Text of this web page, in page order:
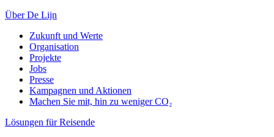
Über De Lijn
Zukunft und Werte
Organisation
Projekte
Jobs
Presse
Kampagnen und Aktionen
Machen Sie mit, hin zu weniger CO₂
Lösungen für Reisende